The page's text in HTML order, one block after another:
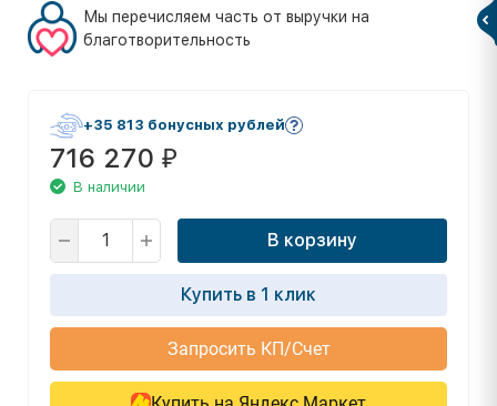
Мы перечисляем часть от выручки на
благотворительность
+35 813 бонусных рублей
716 270 ₽
В наличии
В корзину
Купить в 1 клик
Запросить КП/Счет